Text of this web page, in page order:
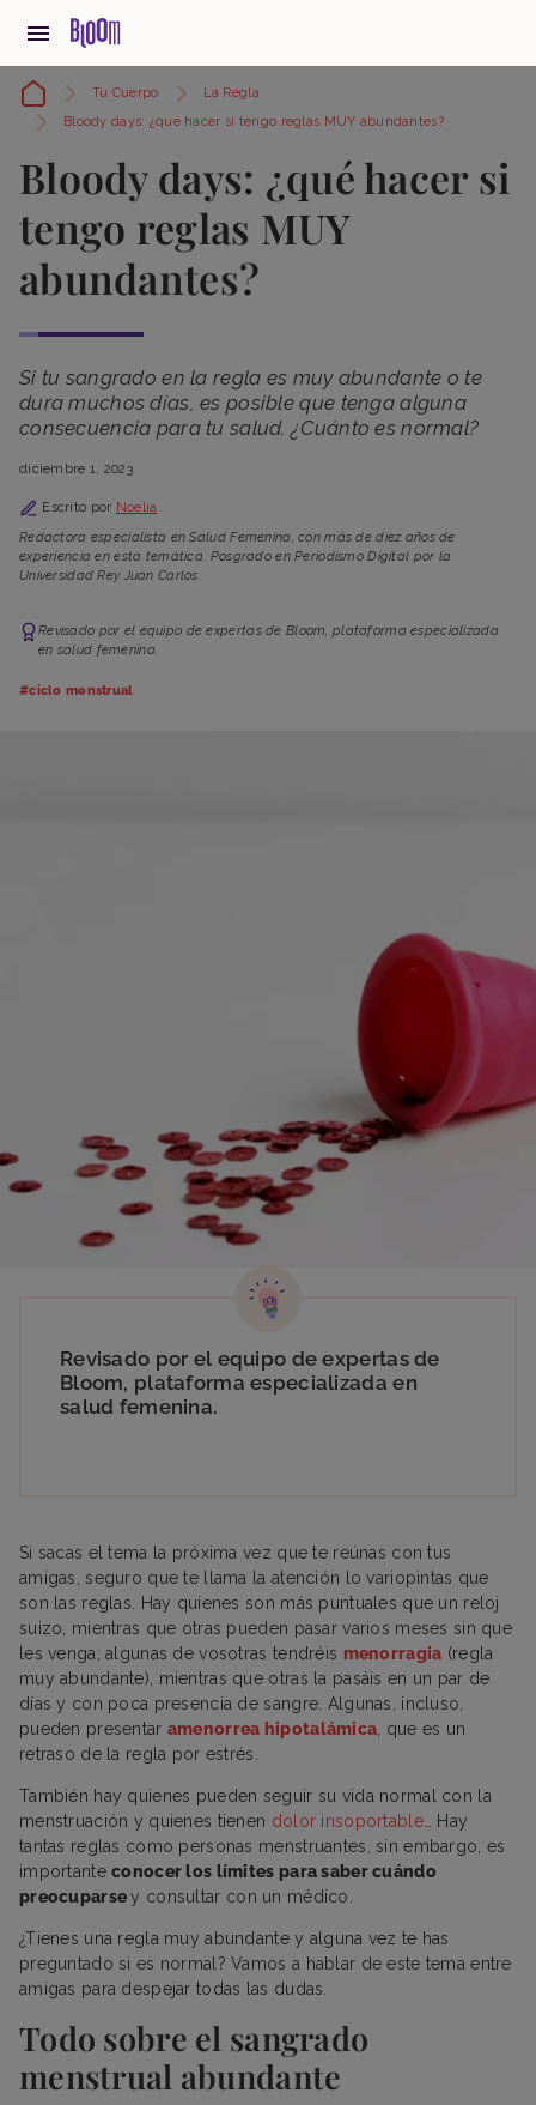
Tu Cuerpo
La Regla
Bloody days: ¿qué hacer si tengo reglas MUY abundantes?
Bloody days: ¿qué hacer si
tengo reglas MUY
abundantes?
Si tu sangrado en la regla es muy abundante o te
dura muchos días, es posible que tenga alguna
consecuencia para tu salud. ¿Cuánto es normal?
diciembre 1, 2023
Escrito por Noelia
Redactora especialista en Salud Femenina, con más de diez años de
experiencia en esta temática. Posgrado en Periodismo Digital por la
Universidad Rey Juan Carlos.
Revisado por el equipo de expertas de Bloom, plataforma especializada
en salud femenina.
#ciclo menstrual
Revisado por el equipo de expertas de
Bloom, plataforma especializada en
salud femenina.
Si sacas el tema la próxima vez que te reúnas con tus
amigas, seguro que te llama la atención lo variopintas que
son las reglas. Hay quienes son más puntuales que un reloj
suizo, mientras que otras pueden pasar varios meses sin que
les venga; algunas de vosotras tendréis menorragia (regla
muy abundante), mientras que otras la pasáis en un par de
días y con poca presencia de sangre. Algunas, incluso,
pueden presentar amenorrea hipotalámica , que es un
retraso de la regla por estrés.
También hay quienes pueden seguir su vida normal con la
menstruación y quienes tienen dolor insoportable… Hay
tantas reglas como personas menstruantes, sin embargo, es
importanteconocer los límites para saber cuándo
preocuparsey consultar con un médico.
¿Tienes una regla muy abundante y alguna vez te has
preguntado si es normal? Vamos a hablar de este tema entre
amigas para despejar todas las dudas.
Todo sobre el sangrado
menstrual abundante